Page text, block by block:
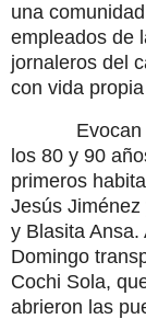
una
empleados de
jornaleros del
con vida
los 80 y 90
primeros
Jesús
y Blasita
Domingo
Cochi Sola,
abrieron las